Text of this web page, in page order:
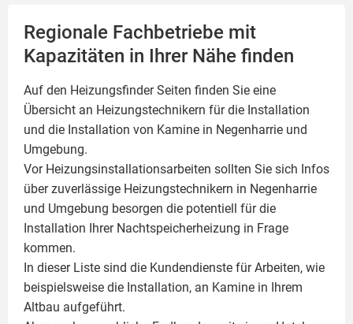
Regionale Fachbetriebe mit
Kapazitäten in Ihrer Nähe finden
Auf den Heizungsfinder Seiten finden Sie eine
Übersicht an Heizungstechnikern für die Installation
und die Installation von Kamine in Negenharrie und
Umgebung.
Vor Heizungsinstallationsarbeiten sollten Sie sich Infos
über zuverlässige Heizungstechnikern in Negenharrie
und Umgebung besorgen die potentiell für die
Installation Ihrer Nachtspeicherheizung in Frage
kommen.
In dieser Liste sind die Kundendienste für Arbeiten, wie
beispielsweise die Installation, an Kamine in Ihrem
Altbau aufgeführt.